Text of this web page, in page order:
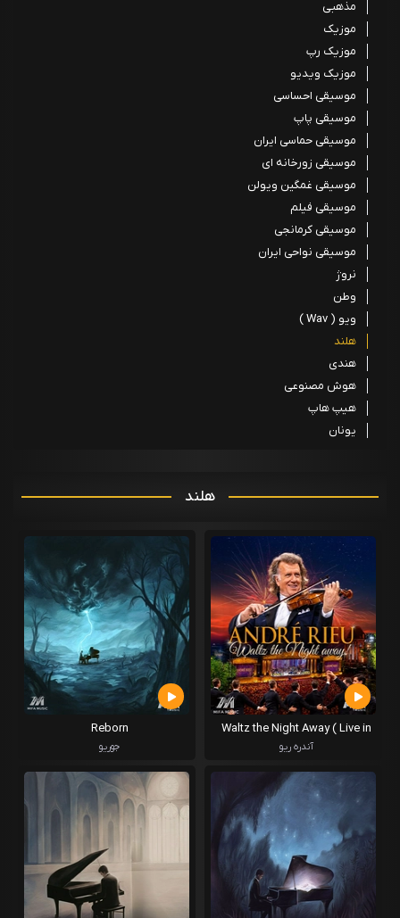
مذهبی
موزیک
موزیک رپ
موزیک ویدیو
موسیقی احساسی
موسیقی پاپ
موسیقی حماسی ایران
موسیقی زورخانه ای
موسیقی غمگین ویولن
موسیقی فیلم
موسیقی کرمانجی
موسیقی نواحی ایران
نروژ
وطن
ویو ( Wav )
هلند
هندی
هوش مصنوعی
هیپ هاپ
یونان
هلند
Waltz the Night Away ( Live in
Maastrich 2025)
آندره ریو
Reborn
جوریو